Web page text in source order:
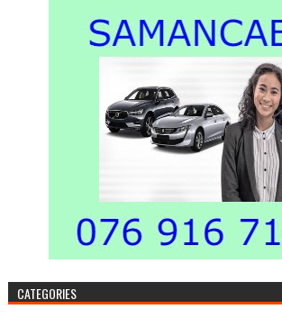
CATEGORIES